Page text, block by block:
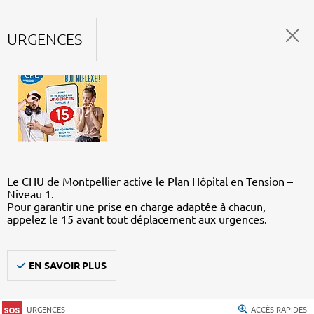
URGENCES
Le CHU de Montpellier active le Plan Hôpital en Tension –
Niveau 1.
Pour garantir une prise en charge adaptée à chacun,
appelez le 15 avant tout déplacement aux urgences.
EN SAVOIR PLUS
URGENCES ACCÈS RAPIDES